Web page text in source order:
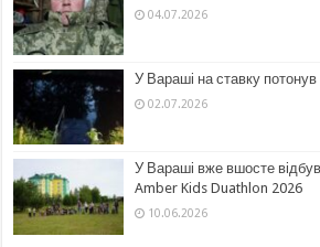
04.07.2026
У Вараші на ставку
02.07.2026
У Вараші вже вшосте
Amber Kids Duathlon 2026
10.06.2026